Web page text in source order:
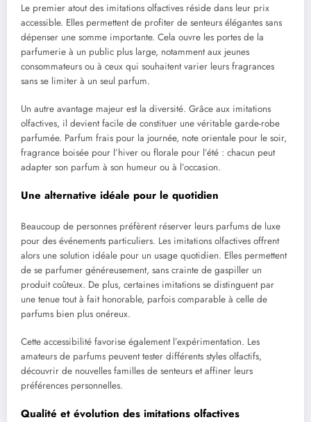
Le premier atout des imitations olfactives réside dans leur prix
accessible. Elles permettent de profiter de senteurs élégantes sans
dépenser une somme importante. Cela ouvre les portes de la
parfumerie à un public plus large, notamment aux jeunes
consommateurs ou à ceux qui souhaitent varier leurs fragrances
sans se limiter à un seul parfum.
Un autre avantage majeur est la diversité. Grâce aux imitations
olfactives, il devient facile de constituer une véritable garde-robe
parfumée. Parfum frais pour la journée, note orientale pour le soir,
fragrance boisée pour l’hiver ou florale pour l’été : chacun peut
adapter son parfum à son humeur ou à l’occasion.
Une alternative idéale pour le quotidien
Beaucoup de personnes préfèrent réserver leurs parfums de luxe
pour des événements particuliers. Les imitations olfactives offrent
alors une solution idéale pour un usage quotidien. Elles permettent
de se parfumer généreusement, sans crainte de gaspiller un
produit coûteux. De plus, certaines imitations se distinguent par
une tenue tout à fait honorable, parfois comparable à celle de
parfums bien plus onéreux.
Cette accessibilité favorise également l’expérimentation. Les
amateurs de parfums peuvent tester différents styles olfactifs,
découvrir de nouvelles familles de senteurs et affiner leurs
préférences personnelles.
Qualité et évolution des imitations olfactives